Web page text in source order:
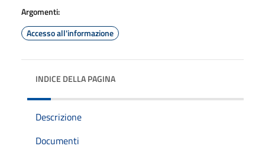
Argomenti:
Accesso all'informazione
INDICE DELLA PAGINA
Descrizione
Documenti